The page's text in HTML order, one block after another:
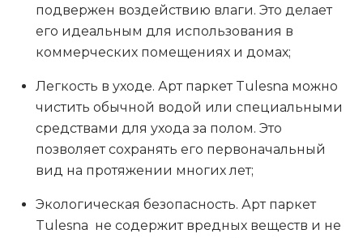
подвержен воздействию влаги. Это делает
его идеальным для использования в
коммерческих помещениях и домах;
Легкость в уходе. Арт паркет Tulesna можно
чистить обычной водой или специальными
средствами для ухода за полом. Это
позволяет сохранять его первоначальный
вид на протяжении многих лет;
Экологическая безопасность. Арт паркет
Tulesna не содержит вредных веществ и не